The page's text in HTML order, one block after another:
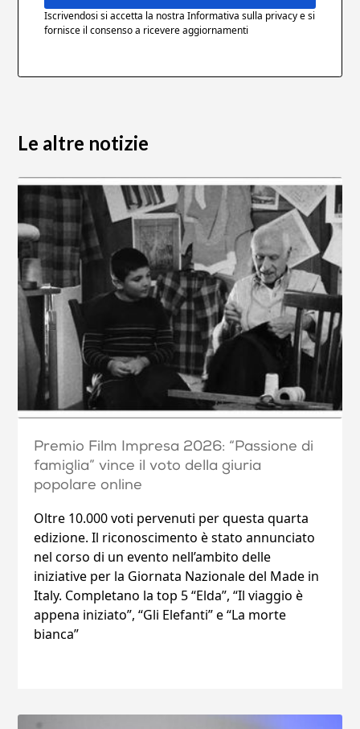
Iscrivendosi si accetta la nostra Informativa sulla privacy e si
fornisce il consenso a ricevere aggiornamenti
Le altre notizie
Premio Film Impresa 2026: “Passione di
famiglia” vince il voto della giuria
popolare online
Oltre 10.000 voti pervenuti per questa quarta
edizione. Il riconoscimento è stato annunciato
nel corso di un evento nell’ambito delle
iniziative per la Giornata Nazionale del Made in
Italy. Completano la top 5 “Elda”, “Il viaggio è
appena iniziato”, “Gli Elefanti” e “La morte
bianca”